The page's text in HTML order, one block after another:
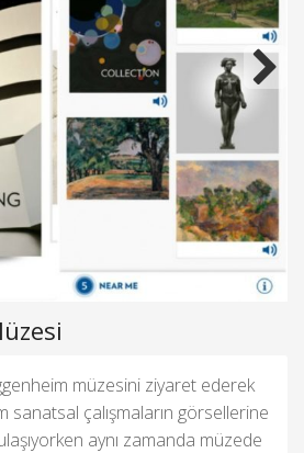
müzesini ziyaret ederek
sanatsal çalışmaların görsellerine
aynı zamanda müzede